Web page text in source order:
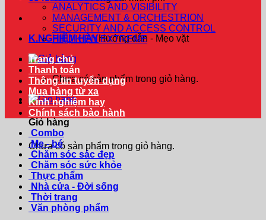
K.NGHIỆM HAYHướng dẫn - Mẹo vặt
Chưa có sản phẩm trong giỏ hàng.
Giỏ hàng
Chưa có sản phẩm trong giỏ hàng.
ANALYTICS AND VISIBILITY
MANAGEMENT & ORCHESTRION
SECURITY AND ACCESS CONTROL
PHỤ KIỆN EXTREME
Trang chủ
Thanh toán
Thông tin tuyển dụng
Mua hàng từ xa
Kinh nghiệm hay
Chính sách bảo hành
Combo
Mẹ - bé
Chăm sóc sác đẹp
Chăm sóc sức khỏe
Thực phẩm
Nhà cửa - Đời sống
Thời trang
Văn phòng phẩm